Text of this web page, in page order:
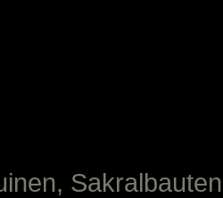
Sakralbauten